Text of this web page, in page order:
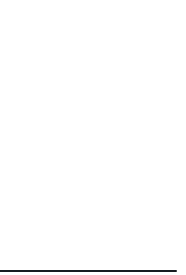
が通常は球乗り感が変
感もなく移行。